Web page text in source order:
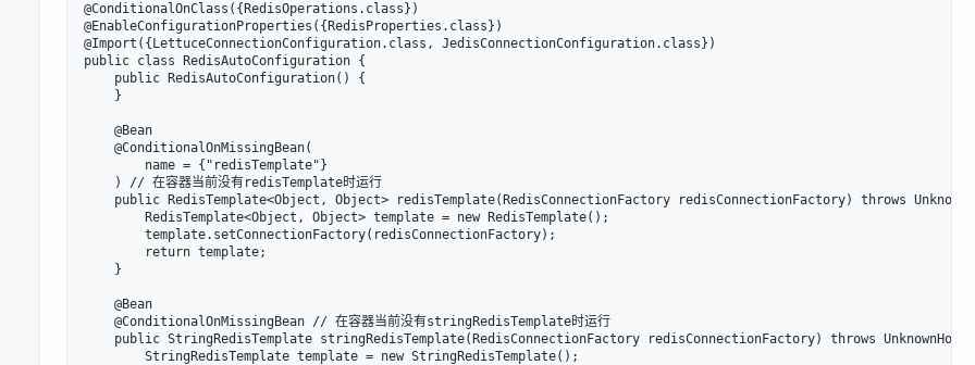
@ConditionalOnClass({RedisOperations.class})
@EnableConfigurationProperties({RedisProperties.class})
@Import({LettuceConnectionConfiguration.class, JedisConnectionConfiguration.class})
public class RedisAutoConfiguration {
public RedisAutoConfiguration() {
}
@Bean
@ConditionalOnMissingBean(
name = {"redisTemplate"}
) // 在容器当前没有redisTemplate时运行
public RedisTemplate<Object, Object> redisTemplate(RedisConnectionFactory redisConnectionFactory) throws
RedisTemplate<Object, Object> template = new RedisTemplate();
template.setConnectionFactory(redisConnectionFactory);
return template;
}
@Bean
@ConditionalOnMissingBean // 在容器当前没有stringRedisTemplate时运行
public StringRedisTemplate stringRedisTemplate(RedisConnectionFactory redisConnectionFactory) throws
StringRedisTemplate template = new StringRedisTemplate();